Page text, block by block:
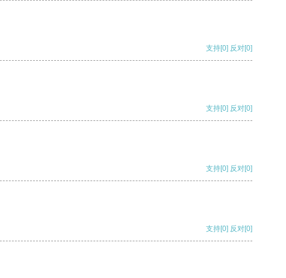
支持[0] 反对[0]
支持[0] 反对[0]
支持[0] 反对[0]
支持[0] 反对[0]